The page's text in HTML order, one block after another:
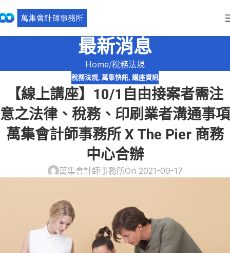
最新消息
Home 稅務法規
稅務法規, 萬集快訊, 講座資訊
【線上講座】10/1自由接案者需注
意之法律、稅務、印刷業者溝通事項
萬集會計師事務所 X The Pier 商務
中心合辦
萬集會計師事務所On 2021-09-17